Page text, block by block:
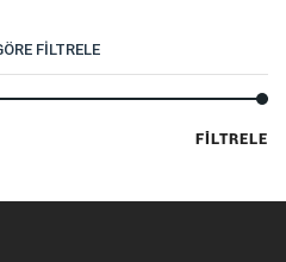
FILTRELE
En
En
FILTRELE